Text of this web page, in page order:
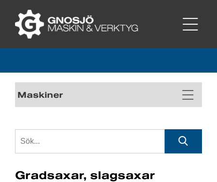
Maskiner
Gradsaxar, slagsaxar